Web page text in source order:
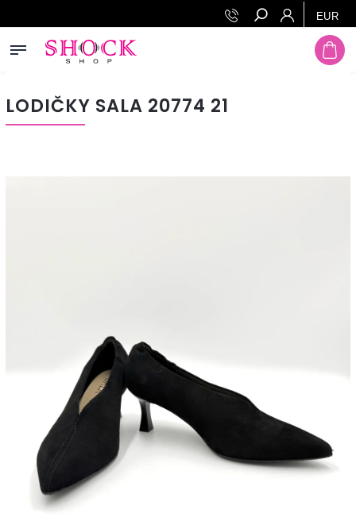
EUR
Hľadať
LODIČKY SALA 20774 21